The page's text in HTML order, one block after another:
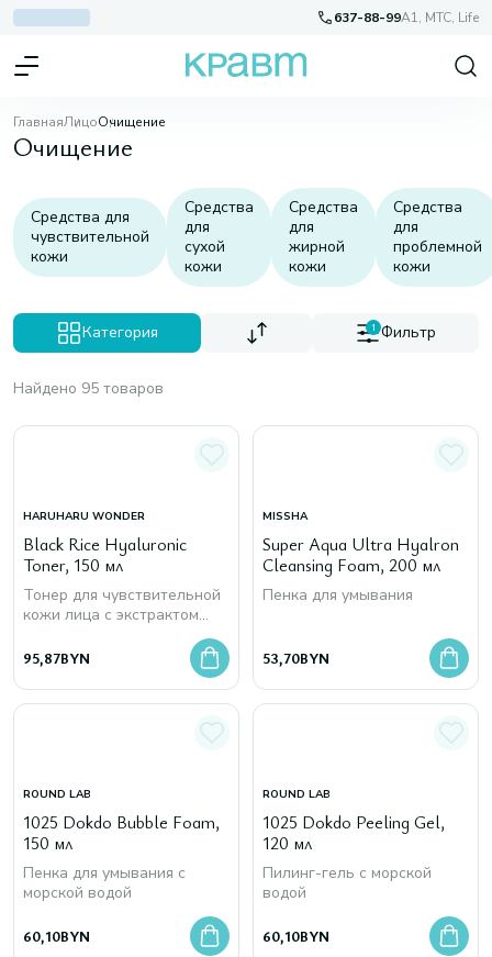
637-88-99A1, МТС, Life
ГлавнаяЛицоОчищение
Очищение
Средства для
чувствительной
кожи
Средства
для
сухой
кожи
Средства
для
жирной
кожи
Средства
для
проблемной
кожи
Категория 1 Фильтр
Найдено 95 товаров
HARUHARU WONDER
Black Rice Hyaluronic
Toner, 150 мл
Тонер для чувствительной
кожи лица с экстрактом
гиалуроновой кислотой
95,87BYN
MISSHA
Super Aqua Ultra Hyalron
Cleansing Foam, 200 мл
Пенка для умывания
53,70BYN
ROUND LAB
1025 Dokdo Bubble Foam,
150 мл
Пенка для умывания с
морской водой
60,10BYN
ROUND LAB
1025 Dokdo Peeling Gel,
120 мл
Пилинг-гель с морской
водой
60,10BYN